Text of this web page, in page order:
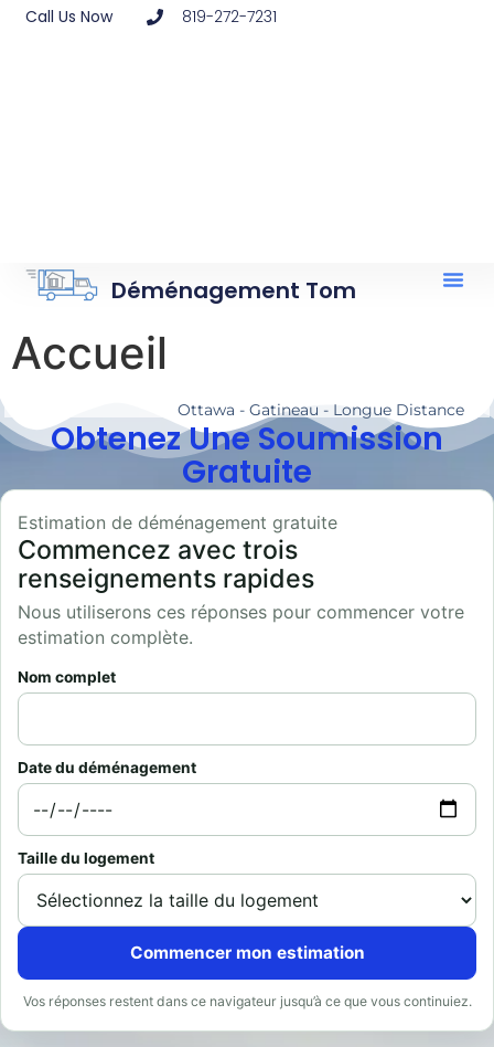
Call Us Now 819-272-7231
Déménagement Tom
Accueil
Ottawa - Gatineau - Longue Distance
Obtenez Une Soumission
Gratuite
Estimation de déménagement gratuite
Commencez avec trois
renseignements rapides
Nous utiliserons ces réponses pour commencer votre
estimation complète.
Nom complet
Date du déménagement
Taille du logement
Commencer mon estimation
Vos réponses restent dans ce navigateur jusqu’à ce que vous continuiez.